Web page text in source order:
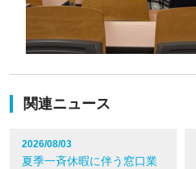
関連ニュース
2026/08/03
夏季一斉休暇に伴う窓口業